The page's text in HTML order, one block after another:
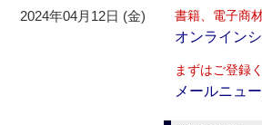
2024年04月12日 (金) 書籍、電子商
オンライン
まずはご登録
メールニュ